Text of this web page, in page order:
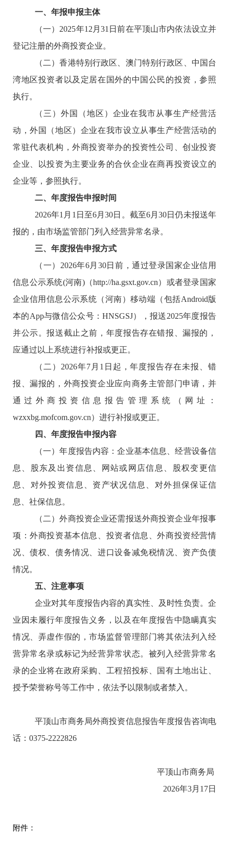
一、年报申报主体
（一） 2025年12月31日前在平顶山市内依法设立并
登记注册的外商投资企业。
（二）香港特别行政区、澳门特别行政区、中国台
湾地区投资者以及定居在国外的中国公民的投资，参照
执行。
（三）外国（地区）企业在我市从事生产经营活
动，外国（地区）企业在我市设立从事生产经营活动的
常驻代表机构，外商投资举办的投资性公司、创业投资
企业、以投资为主要业务的合伙企业在商再投资设立的
企业等，参照执行。
二、年度报告申报时间
2026年1月1日至6月30日。截至6月30日仍未报送年
报的，由市场监管部门列入经营异常名录。
三、年度报告申报方式
（一） 2026年6月30日前，通过登录国家企业信用
信息公示系统(河南)（http://ha.gsxt.gov.cn）或者登录国家
企业信用信息公示系统（河南）移动端（包括Android版
本的App与微信公众号：HNSGSJ），报送2025年度报告
并公示。报送截止之前，年度报告存在错报、漏报的，
应通过以上系统进行补报或更正。
（二） 2026年7月1日起，年度报告存在未报、错
报、漏报的，外商投资企业应向商务主管部门申请，并
通过外商投资信息报告管理系统（网址：
wzxxbg.mofcom.gov.cn）进行补报或更正。
四、年度报告申报内容
（一）年度报告内容：企业基本信息、经营设备信
息、股东及出资信息、网站或网店信息、股权变更信
息、对外投资信息、资产状况信息、对外担保保证信
息、社保信息。
（二）外商投资企业还需报送外商投资企业年报事
项：外商投资基本信息、投资者信息、外商投资经营情
况、债权、债务情况、进口设备减免税情况、资产负债
情况。
五、注意事项
企业对其年度报告内容的真实性、及时性负责。企
业因未履行年度报告义务，以及在年度报告中隐瞒真实
情况、弄虚作假的，市场监督管理部门将其依法列入经
营异常名录或标记为经营异常状态。被列入经营异常名
录的企业将在政府采购、工程招投标、国有土地出让、
授予荣誉称号等工作中，依法予以限制或者禁入。
平顶山市商务局外商投资信息报告年度报告咨询电
话：0375-2222826
平顶山市商务局
2026年3月 17日